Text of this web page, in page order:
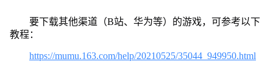
要下载其他渠道（B站、华为等）的游戏，可参考以下
教程：
https://mumu.163.com/help/20210525/35044_949950.html